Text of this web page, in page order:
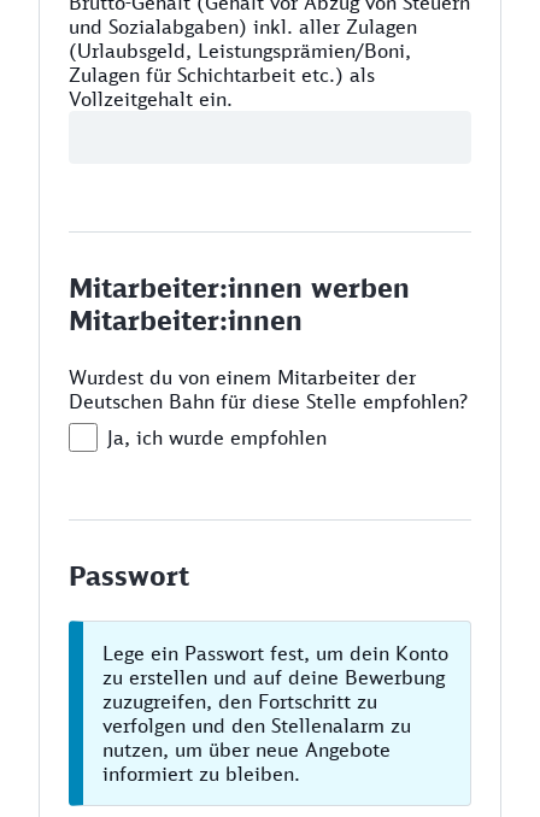
und Sozialabgaben) inkl. aller Zulagen
(Urlaubsgeld, Leistungsprämien/Boni,
Zulagen für Schichtarbeit etc.) als
Vollzeitgehalt ein.
Mitarbeiter:innen werben
Mitarbeiter:innen
Wurdest du von einem Mitarbeiter der
Deutschen Bahn für diese Stelle empfohlen?
Ja, ich wurde empfohlen
Passwort
Lege ein Passwort fest, um dein Konto
zu erstellen und auf deine Bewerbung
zuzugreifen, den Fortschritt zu
verfolgen und den Stellenalarm zu
nutzen, um über neue Angebote
informiert zu bleiben.